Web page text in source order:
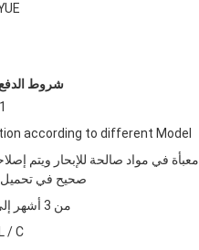
شروط
1 مجموعة
according to different Model
معبأة في مواد صالحة للإبحار ويتم
صحيح في تحميل
من 3 أشهر إلى 6 أشهر
/ C.